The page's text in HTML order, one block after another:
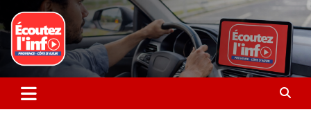
au
contenu
Ecoutez l’info
La radio du quotidien